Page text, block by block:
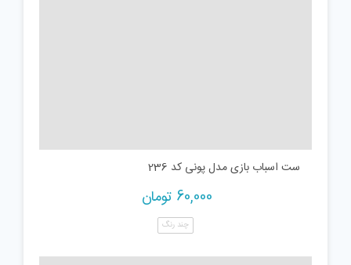
ست اسباب بازی مدل پونی کد 236
60,000 تومان
چند رنگ